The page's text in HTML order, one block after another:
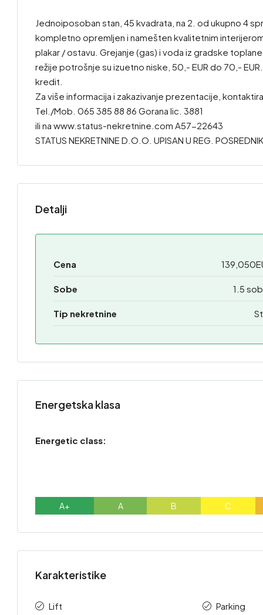
Jednoiposoban stan, 45 kvadrata, na 2. od ukupno 4
kompletno opremljen i namešten kvalitetnim
plakar / ostavu. Grejanje (gas) i voda iz gradske
režije potrošnje su izuetno niske, 50,- EUR do 70,-
kredit.
Za više informacija i zakazivanje prezentacije,
Tel./Mob. 065 385 88 86 Gorana lic. 3881
ili na www.status-nekretnine.com A57-22643
STATUS NEKRETNINE D.O.O. UPISAN U REG.
Detalji
Cena
Sobe 1.5
Tip nekretnine
Energetska klasa
Energetic class:
A+ A B C
Karakteristike
Lift Parking